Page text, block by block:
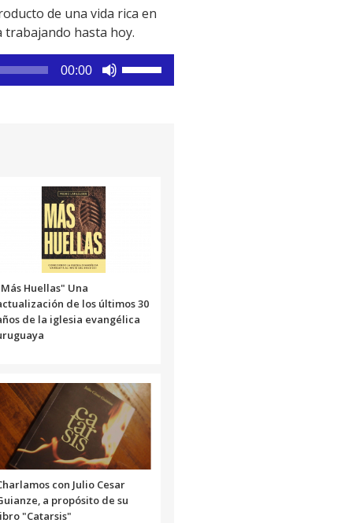
de una vida rica en
trabajando hasta hoy.
00:00
Huellas" Una
de los últimos 30
de la iglesia evangélica
con Julio Cesar
a propósito de su
"Catarsis"